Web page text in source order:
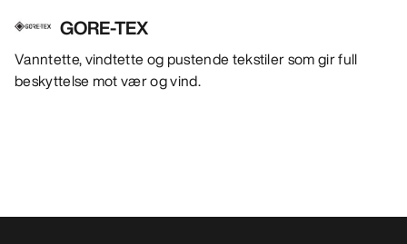
GORE-TEX
Vanntette, vindtette og pustende tekstiler som gir full
beskyttelse mot vær og vind.